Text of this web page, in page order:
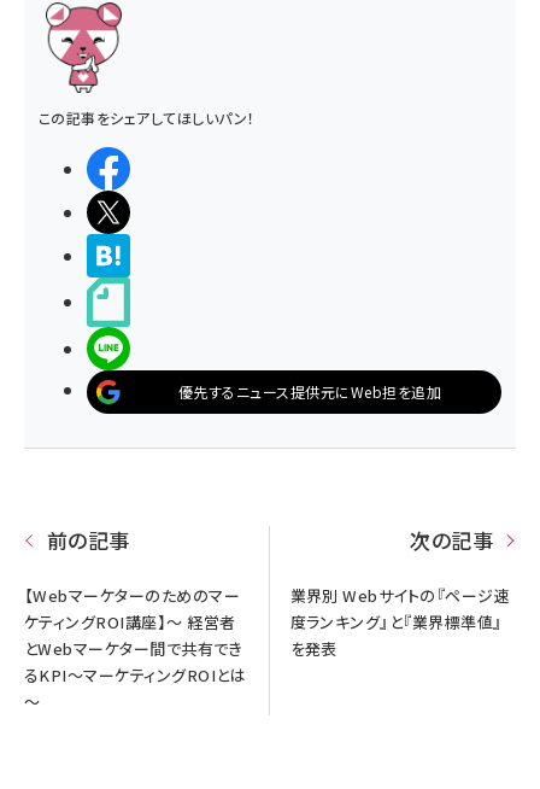
この記事をシェアしてほしいパン！
優先するニュース提供元にWeb担を追加
前の記事
【Webマーケターのためのマー
ケティングROI講座】～ 経営者
とWebマーケター間で共有でき
るKPI～マーケティングROIとは
～
次の記事
業界別 Webサイトの『ページ速
度ランキング』と『業界標準値』
を発表